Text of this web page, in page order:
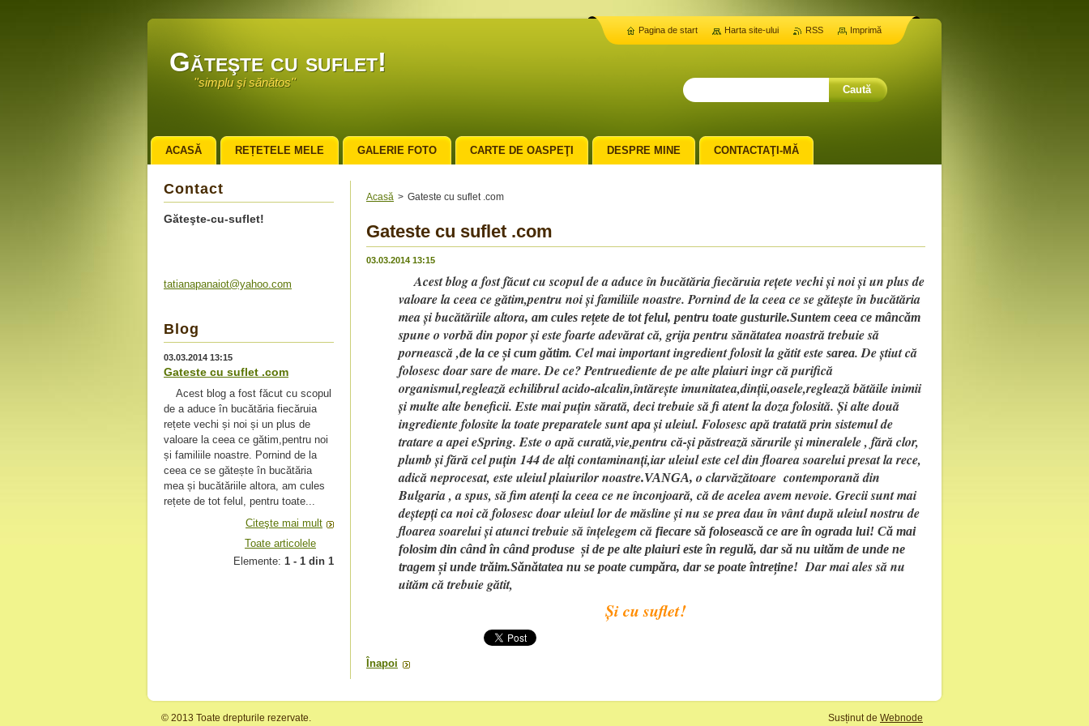
Găteşte cu suflet!
''simplu şi sănătos''
Acasă > Gateste cu suflet .com
Gateste cu suflet .com
03.03.2014 13:15
Acest blog a fost făcut cu scopul de a aduce în bucătăria fiecăruia rețete vechi și noi și un plus de
valoare la ceea ce gătim,pentru noi și familiile noastre. Pornind de la ceea ce se gătește în bucătăria
mea și bucătăriile altora, am cules rețete de tot felul, pentru toate gusturile.Suntem ceea ce mâncăm
spune o vorbă din popor și este foarte adevărat că, grija pentru sănătatea noastră trebuie să
pornească ,de la ce și cum gătim. Cel mai important ingredient folosit la gătit este sarea. De știut că
folosesc doar sare de mare. De ce? Pentruediente de pe alte plaiuri ingr că purifică
organismul,reglează echilibrul acido-alcalin,întărește imunitatea,dinții,oasele,reglează bătăile inimii
și multe alte beneficii. Este mai puțin sărată, deci trebuie să fi atent la doza folosită. Și alte două
ingrediente folosite la toate preparatele suntapași uleiul. Folosesc apă tratată prin sistemul de
tratare a apei eSpring. Este o apă curată,vie,pentru că-și păstrează sărurile și mineralele , fără clor,
plumb și fără cel puțin 144 de alți contaminanți,iar uleiul este cel din floarea soarelui presat la rece,
adică neprocesat, este uleiul plaiurilor noastre.VANGA, o clarvăzătoare contemporană din
Bulgaria , a spus, să fim atenți la ceea ce ne înconjoară, că de acelea avem nevoie. Grecii sunt mai
deștepți ca noi că folosesc doar uleiul lor de măsline și nu se prea dau în vânt după uleiul nostru de
floarea soarelui și atunci trebuie să înțelegem că fiecare să folosească ce are în ograda lui! Că mai
folosim din când în când produse și de pe alte plaiuri este în regulă, dar să nu uităm de unde ne
tragem și unde trăim.Sănătatea nu se poate cumpăra, dar se poate întreține! Dar mai ales să nu
uităm că trebuie gătit,
Și cu suflet!
Înapoi
Contact
Găteşte-cu-suflet!
tatianapanaiot@yahoo.com
Blog
03.03.2014 13:15
Gateste cu suflet .com
Acest blog a fost făcut cu scopul
de a aduce în bucătăria fiecăruia
rețete vechi și noi și un plus de
valoare la ceea ce gătim,pentru noi
și familiile noastre. Pornind de la
ceea ce se gătește în bucătăria
mea și bucătăriile altora, am cules
rețete de tot felul, pentru toate...
Citeşte mai mult
Toate articolele
Elemente: 1 - 1 din 1
ACASĂ REȚETELE MELE GALERIE FOTO CARTE DE OASPEŢI DESPRE MINE CONTACTAŢI-MĂ
Pagina de start Harta site-ului RSS Imprimă
© 2013 Toate drepturile rezervate. Susținut de Webnode